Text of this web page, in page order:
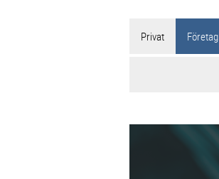
Privat Företag